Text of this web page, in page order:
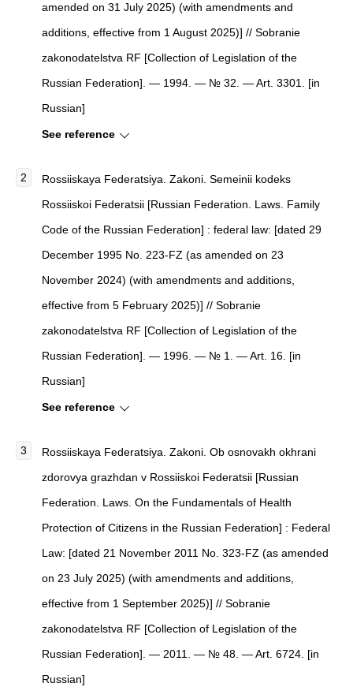
amended on 31 July 2025) (with amendments and
additions, effective from 1 August 2025)] // Sobranie
zakonodatelstva RF [Collection of Legislation of the
Russian Federation]. — 1994. — № 32. — Art. 3301. [in
Russian]
See reference
Rossiiskaya Federatsiya. Zakoni. Semeinii kodeks
Rossiiskoi Federatsii [Russian Federation. Laws. Family
Code of the Russian Federation] : federal law: [dated 29
December 1995 No. 223-FZ (as amended on 23
November 2024) (with amendments and additions,
effective from 5 February 2025)] // Sobranie
zakonodatelstva RF [Collection of Legislation of the
Russian Federation]. — 1996. — № 1. — Art. 16. [in
Russian]
See reference
Rossiiskaya Federatsiya. Zakoni. Ob osnovakh okhrani
zdorovya grazhdan v Rossiiskoi Federatsii [Russian
Federation. Laws. On the Fundamentals of Health
Protection of Citizens in the Russian Federation] : Federal
Law: [dated 21 November 2011 No. 323-FZ (as amended
on 23 July 2025) (with amendments and additions,
effective from 1 September 2025)] // Sobranie
zakonodatelstva RF [Collection of Legislation of the
Russian Federation]. — 2011. — № 48. — Art. 6724. [in
Russian]